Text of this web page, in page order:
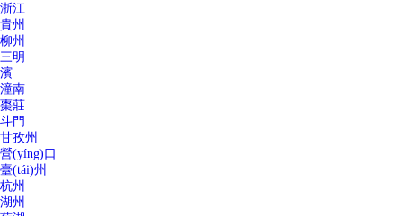
浙江
貴州
柳州
三明
濱
潼南
棗莊
斗門
甘孜州
營(yíng)口
臺(tái)州
杭州
湖州